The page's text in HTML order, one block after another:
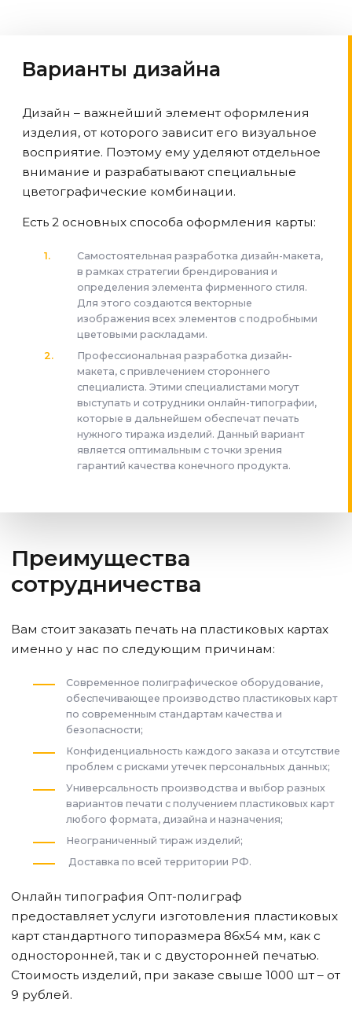
Варианты дизайна
Дизайн – важнейший элемент оформления
изделия, от которого зависит его визуальное
восприятие. Поэтому ему уделяют отдельное
внимание и разрабатывают специальные
цветографические комбинации.
Есть 2 основных способа оформления карты:
Самостоятельная разработка дизайн-макета,
в рамках стратегии брендирования и
определения элемента фирменного стиля.
Для этого создаются векторные
изображения всех элементов с подробными
цветовыми раскладами.
Профессиональная разработка дизайн-
макета, с привлечением стороннего
специалиста. Этими специалистами могут
выступать и сотрудники онлайн-типографии,
которые в дальнейшем обеспечат печать
нужного тиража изделий. Данный вариант
является оптимальным с точки зрения
гарантий качества конечного продукта.
Преимущества
сотрудничества
Вам стоит заказать печать на пластиковых картах
именно у нас по следующим причинам:
Современное полиграфическое оборудование,
обеспечивающее производство пластиковых карт
по современным стандартам качества и
безопасности;
Конфиденциальность каждого заказа и отсутствие
проблем с рисками утечек персональных данных;
Универсальность производства и выбор разных
вариантов печати с получением пластиковых карт
любого формата, дизайна и назначения;
Неограниченный тираж изделий;
Доставка по всей территории РФ.
Онлайн типография Опт-полиграф
предоставляет услуги изготовления пластиковых
карт стандартного типоразмера 86х54 мм, как с
односторонней, так и с двусторонней печатью.
Стоимость изделий, при заказе свыше 1000 шт – от
9 рублей.